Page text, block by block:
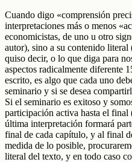
Cuando digo «comprensión
interpretaciones más o menos
economicistas, de uno u otro
autor), sino a su contenido
quiso decir, o lo que diga para
aspectos radicalmente diferente
escrito, es algo que cada uno
seminario y si se desea
Si el seminario es exitoso y
participación activa hasta el final
última interpretación formará
final de cada capítulo, y al final
medida de lo posible,
literal del texto, y en todo caso